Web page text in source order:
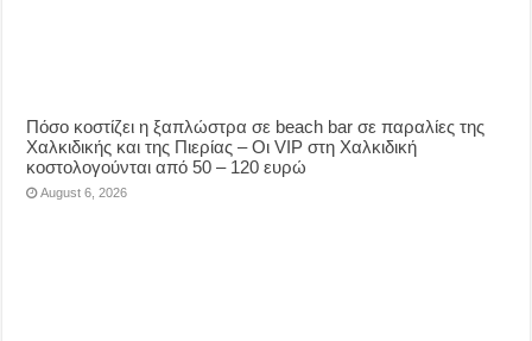
Πόσο κοστίζει η ξαπλώστρα σε beach bar σε παραλίες της
Χαλκιδικής και της Πιερίας – Οι VIP στη Χαλκιδική
κοστολογούνται από 50 – 120 ευρώ
August 6, 2026